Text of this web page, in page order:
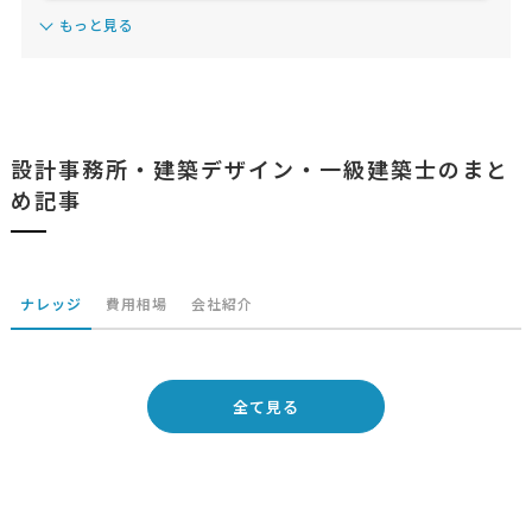
もっと見る
設計事務所・建築デザイン・一級建築士のまと
め記事
ナレッジ 費用相場 会社紹介
全て見る